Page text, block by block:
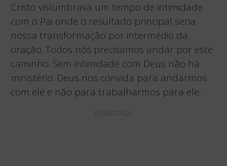
Cristo vislumbrava um tempo de intimidade
com o Pai onde o resultado principal seria
nossa transformação por intermédio da
oração. Todos nós precisamos andar por este
caminho. Sem intimidade com Deus não há
ministério. Deus nos convida para andarmos
com ele e não para trabalharmos para ele.
PUBLICIDADE